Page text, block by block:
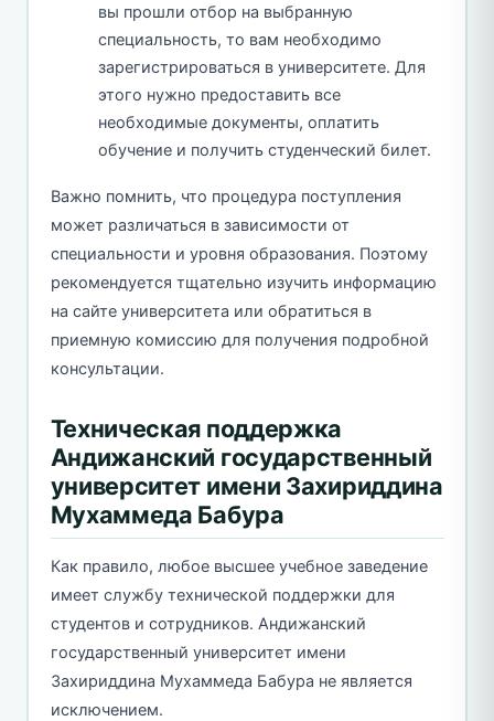
вы прошли отбор на выбранную
специальность, то вам необходимо
зарегистрироваться в университете. Для
этого нужно предоставить все
необходимые документы, оплатить
обучение и получить студенческий билет.
Важно помнить, что процедура поступления
может различаться в зависимости от
специальности и уровня образования. Поэтому
рекомендуется тщательно изучить информацию
на сайте университета или обратиться в
приемную комиссию для получения подробной
консультации.
Техническая поддержка
Андижанский государственный
университет имени Захириддина
Мухаммеда Бабура
Как правило, любое высшее учебное заведение
имеет службу технической поддержки для
студентов и сотрудников. Андижанский
государственный университет имени
Захириддина Мухаммеда Бабура не является
исключением.